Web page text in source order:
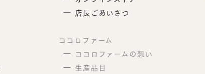
店長ごあいさつ
ココロファーム
ココロファームの想い
生産品目